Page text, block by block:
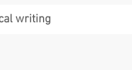
writing